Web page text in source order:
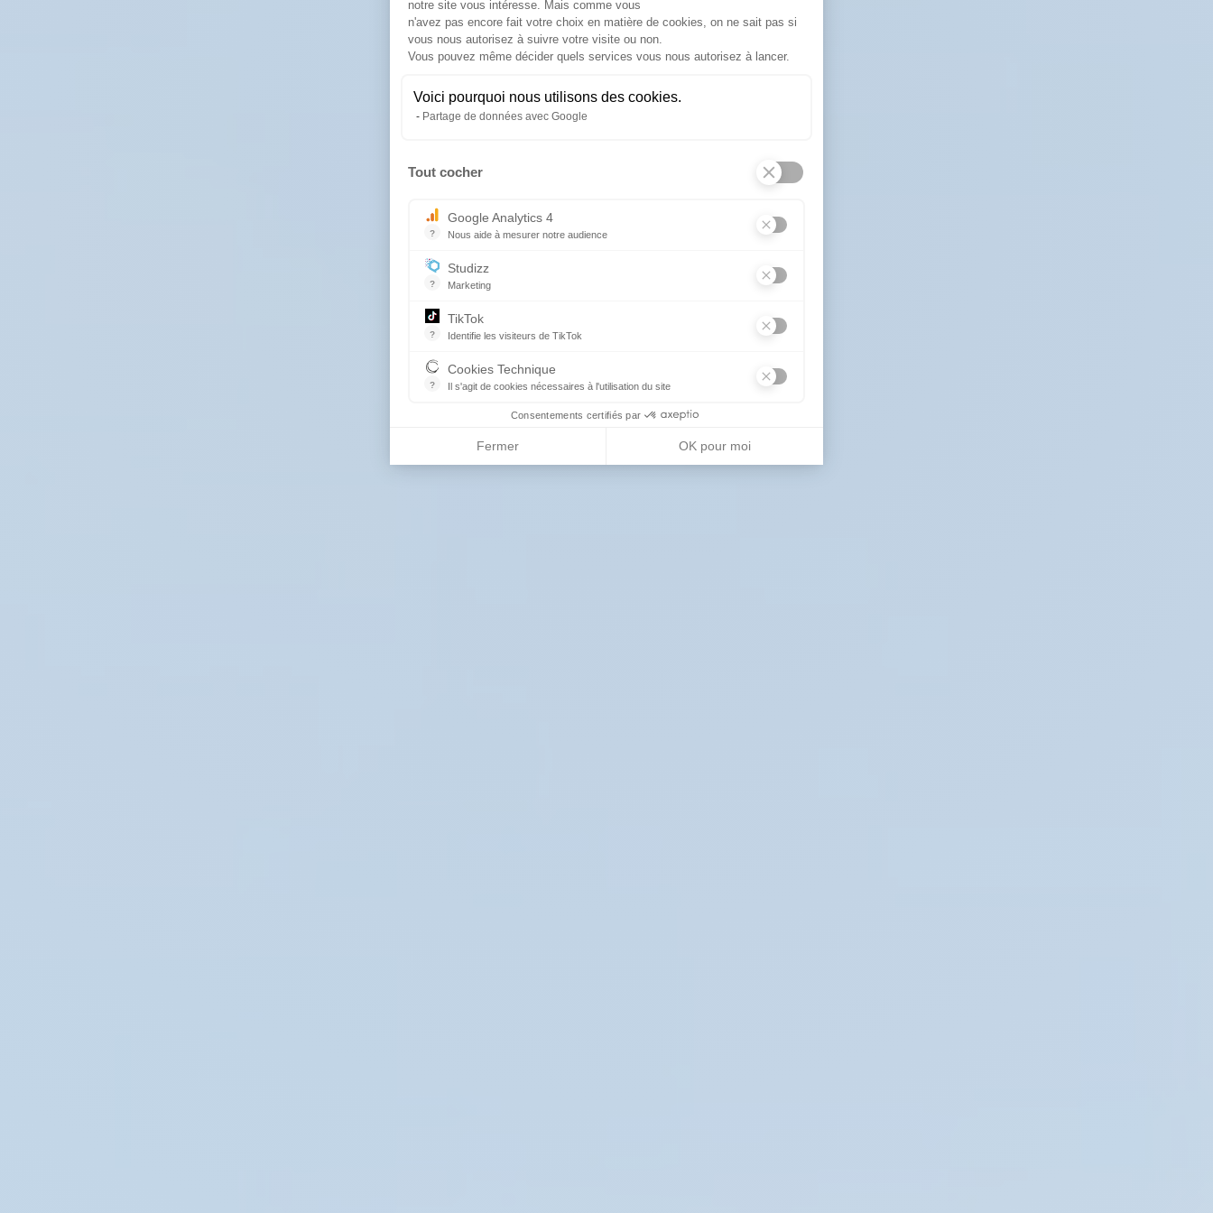
notre site vous intéresse. Mais comme vous
n'avez pas encore fait votre choix en matière de cookies, on ne sait pas si
vous nous autorisez à suivre votre visite ou non.
Vous pouvez même décider quels services vous nous autorisez à lancer.
Voici pourquoi nous utilisons des cookies.
Partage de données avec Google
Tout cocher
?
Google Analytics 4
Nous aide à mesurer notre audience
?
Studizz
Marketing
?
TikTok
Identifie les visiteurs de TikTok
?
Cookies Technique
Il s'agit de cookies nécessaires à l'utilisation du site
Consentements certifiés par
Fermer OK pour moi